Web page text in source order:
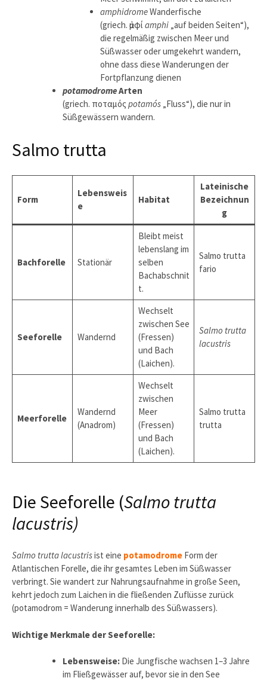
amphidromeWanderfische
(griech. ἀμφί amphi„auf beiden Seiten“),
die regelmäßig zwischen Meer und
Süßwasser oder umgekehrt wandern,
ohne dass diese Wanderungen der
Fortpflanzung dienen
potamodromeArten
(griech. ποταμός potamós „Fluss“), die nur in
Süßgewässern wandern.
Salmo trutta
Form
Lebensweis
e
Habitat
Lateinische
Bezeichnun
g
Bachforelle Stationär
Bleibt meist
lebenslang im
selben
Bachabschnit
t.
Salmo trutta
fario
Seeforelle Wandernd
Wechselt
zwischen See
(Fressen)
und Bach
(Laichen).
Salmo trutta
lacustris
Meerforelle
Wandernd
(Anadrom)
Wechselt
zwischen
Meer
(Fressen)
und Bach
(Laichen).
Salmo trutta
trutta
Die Seeforelle (Salmo trutta
lacustris)
Salmo trutta lacustrisist eine potamodrome Form der
Atlantischen Forelle, die ihr gesamtes Leben im Süßwasser
verbringt. Sie wandert zur Nahrungsaufnahme in große Seen,
kehrt jedoch zum Laichen in die fließenden Zuflüsse zurück
(potamodrom = Wanderung innerhalb des Süßwassers).
Wichtige Merkmale der Seeforelle:
Lebensweise: Die Jungfische wachsen 1–3 Jahre
im Fließgewässer auf, bevor sie in den See